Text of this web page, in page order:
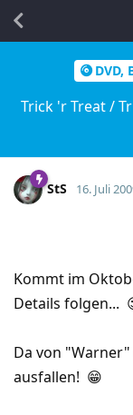
DVD,
Trick 'r Treat /
StS 16. Juli
Kommt im
Details folgen...
Da von
ausfallen! 😁